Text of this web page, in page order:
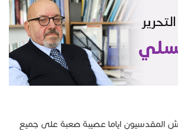
المقدسيون اياما عصيبة صعبة على جميع